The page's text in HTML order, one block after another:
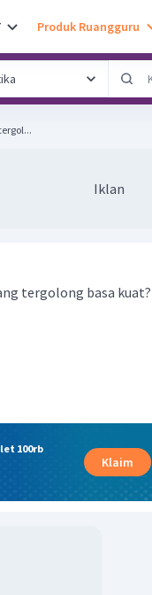
Produk Ruangguru
Iklan
tergolong basa kuat?
100rb
Klaim